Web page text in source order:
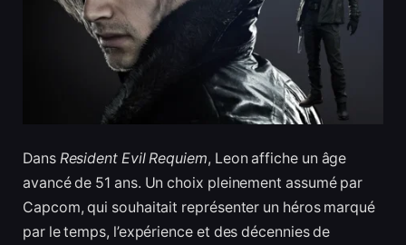
Dans Resident Evil Requiem, Leon affiche un âge
avancé de 51 ans. Un choix pleinement assumé par
Capcom, qui souhaitait représenter un héros marqué
par le temps, l’expérience et des décennies de